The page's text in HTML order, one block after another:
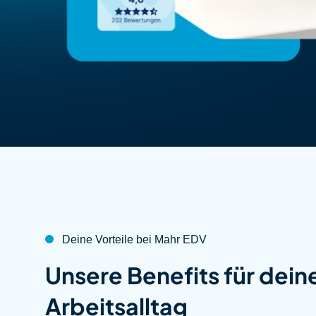
Deine Vorteile bei Mahr EDV
:
Unsere Benefitsfür
Arbeitsalltag